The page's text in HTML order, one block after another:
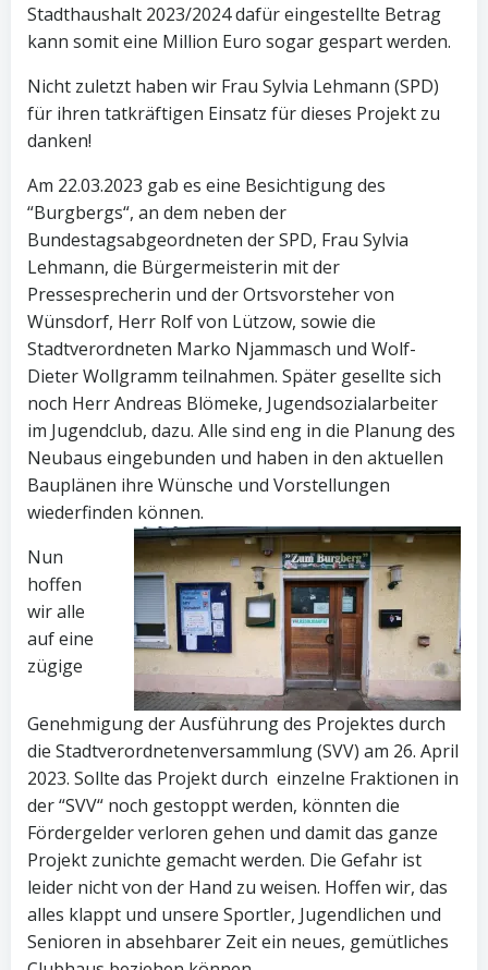
Stadthaushalt 2023/2024 dafür eingestellte Betrag
kann somit eine Million Euro sogar gespart werden.
Nicht zuletzt haben wir Frau Sylvia Lehmann (SPD)
für ihren tatkräftigen Einsatz für dieses Projekt zu
danken!
Am 22.03.2023 gab es eine Besichtigung des
“Burgbergs“, an dem neben der
Bundestagsabgeordneten der SPD, Frau Sylvia
Lehmann, die Bürgermeisterin mit der
Pressesprecherin und der Ortsvorsteher von
Wünsdorf, Herr Rolf von Lützow, sowie die
Stadtverordneten Marko Njammasch und Wolf-
Dieter Wollgramm teilnahmen. Später gesellte sich
noch Herr Andreas Blömeke, Jugendsozialarbeiter
im Jugendclub, dazu. Alle sind eng in die Planung des
Neubaus eingebunden und haben in den aktuellen
Bauplänen ihre Wünsche und Vorstellungen
wiederfinden können.
Nun
hoffen
wir alle
auf eine
zügige
Genehmigung der Ausführung des Projektes durch
die Stadtverordnetenversammlung (SVV) am 26. April
2023. Sollte das Projekt durch einzelne Fraktionen in
der “SVV“ noch gestoppt werden, könnten die
Fördergelder verloren gehen und damit das ganze
Projekt zunichte gemacht werden. Die Gefahr ist
leider nicht von der Hand zu weisen. Hoffen wir, das
alles klappt und unsere Sportler, Jugendlichen und
Senioren in absehbarer Zeit ein neues, gemütliches